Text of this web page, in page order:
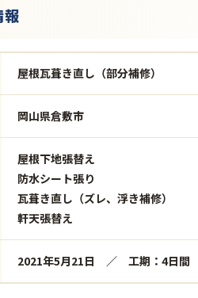
報
屋根瓦葺き直し（部分補修）
岡山県倉敷市
屋根下地張替え
防水シート張り
瓦葺き直し（ズレ、浮き補修）
軒天張替え
2021年5月21日 ／ 工期：4日間